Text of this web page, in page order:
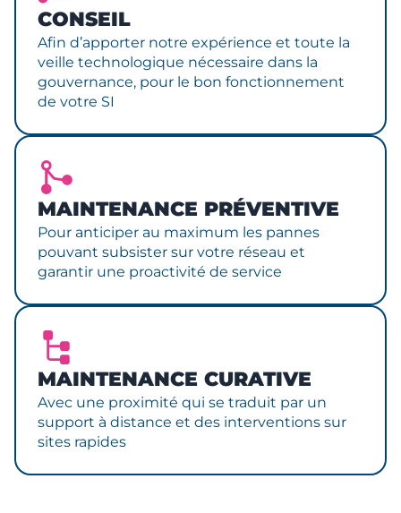
CONSEIL
Afin d’apporter notre expérience et toute la
veille technologique nécessaire dans la
gouvernance, pour le bon fonctionnement
de votre SI
MAINTENANCE PRÉVENTIVE
Pour anticiper au maximum les pannes
pouvant subsister sur votre réseau et
garantir une proactivité de service
MAINTENANCE CURATIVE
Avec une proximité qui se traduit par un
support à distance et des interventions sur
sites rapides